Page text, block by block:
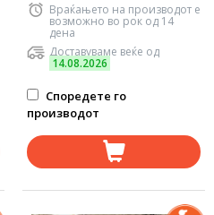
Враќањето на производот е
возможно во рок од 14
дена
Доставуваме веќе од
14.08.2026
Споредете го
производот